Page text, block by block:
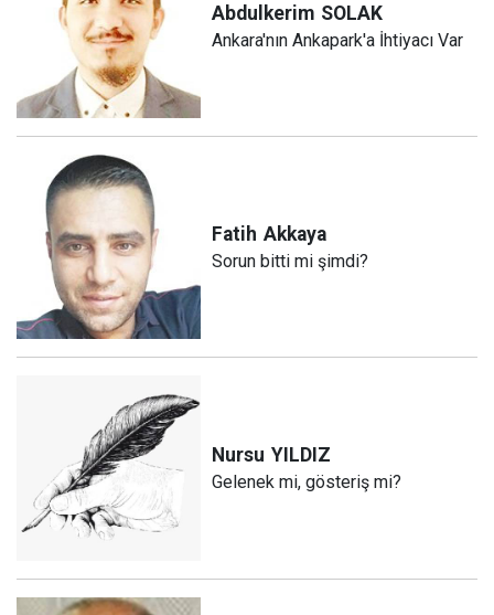
Abdulkerim SOLAK
Ankara'nın Ankapark'a İhtiyacı Var
Fatih Akkaya
Sorun bitti mi şimdi?
Nursu YILDIZ
Gelenek mi, gösteriş mi?